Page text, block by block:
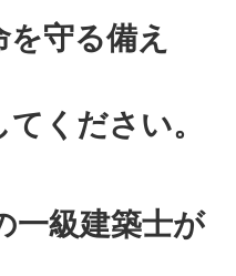
守る備え
てください。
一級建築士が